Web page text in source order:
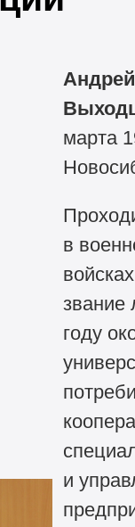
марта
в
звание
году
и